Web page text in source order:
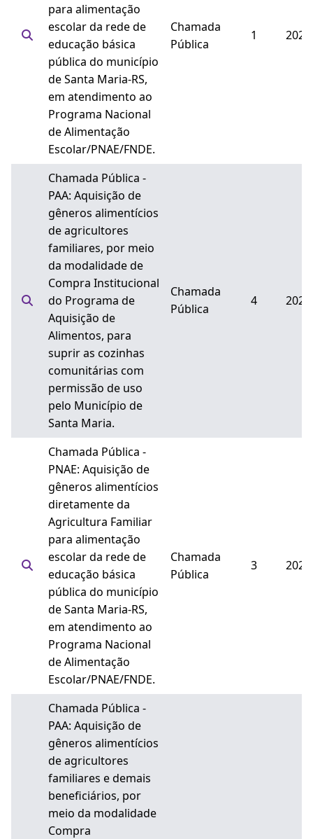
para alimentação
escolar da rede de
educação básica
pública do município
de Santa Maria-RS,
em atendimento ao
Programa Nacional
de Alimentação
Escolar/PNAE/FNDE.
Chamada
Pública
1 2025
Chamada Pública -
PAA: Aquisição de
gêneros alimentícios
de agricultores
familiares, por meio
da modalidade de
Compra Institucional
do Programa de
Aquisição de
Alimentos, para
suprir as cozinhas
comunitárias com
permissão de uso
pelo Município de
Santa Maria.
Chamada
Pública
4 2024
Chamada Pública -
PNAE: Aquisição de
gêneros alimentícios
diretamente da
Agricultura Familiar
para alimentação
escolar da rede de
educação básica
pública do município
de Santa Maria-RS,
em atendimento ao
Programa Nacional
de Alimentação
Escolar/PNAE/FNDE.
Chamada
Pública
3 2024
Chamada Pública -
PAA: Aquisição de
gêneros alimentícios
de agricultores
familiares e demais
beneficiários, por
meio da modalidade
Compra